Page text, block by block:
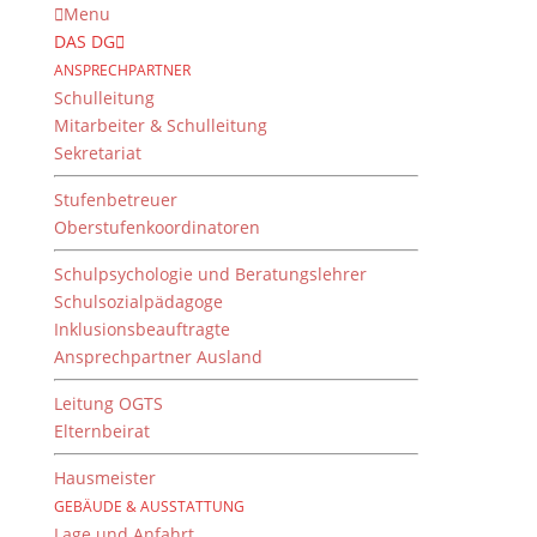
Menu
DAS DG
ANSPRECHPARTNER
Schulleitung
Mitarbeiter & Schulleitung
Sekretariat
Stufenbetreuer
Oberstufenkoordinatoren
Schulpsychologie und Beratungslehrer
Schulsozialpädagoge
Inklusionsbeauftragte
Ansprechpartner Ausland
Leitung OGTS
Elternbeirat
Hausmeister
GEBÄUDE & AUSSTATTUNG
Veröffentlichung zum
Digitalen Lehren und
Lernen
14. November 2023